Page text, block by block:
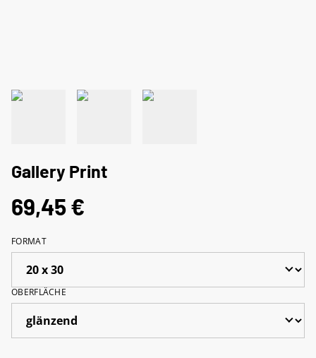
Gallery Print
69,45 €
FORMAT
OBERFLÄCHE